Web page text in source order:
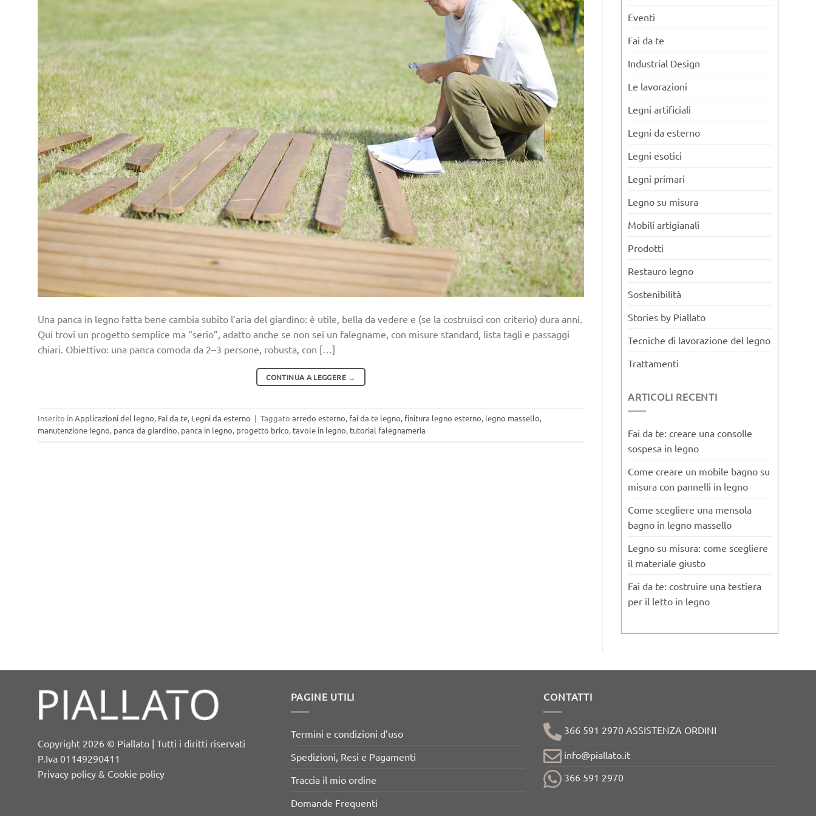
Una panca in legno fatta bene cambia subito l’aria del giardino: è utile, bella da vedere e (se la costruisci con criterio) dura anni.
Qui trovi un progetto semplice ma “serio”, adatto anche se non sei un falegname, con misure standard, lista tagli e passaggi
chiari. Obiettivo: una panca comoda da 2–3 persone, robusta, con […]
CONTINUA A LEGGERE →
Inserito inApplicazioni del legno, Fai da te, Legni da esterno | Taggato arredo esterno, fai da te legno, finitura legno esterno, legno massello,
manutenzione legno, panca da giardino, panca in legno, progetto brico, tavole in legno, tutorial falegnameria
Eventi
Fai da te
Industrial Design
Le lavorazioni
Legni artificiali
Legni da esterno
Legni esotici
Legni primari
Legno su misura
Mobili artigianali
Prodotti
Restauro legno
Sostenibilità
Stories by Piallato
Tecniche di lavorazione del legno
Trattamenti
ARTICOLI RECENTI
Fai da te: creare una consolle
sospesa in legno
Come creare un mobile bagno su
misura con pannelli in legno
Come scegliere una mensola
bagno in legno massello
Legno su misura: come scegliere
il materiale giusto
Fai da te: costruire una testiera
per il letto in legno
Copyright 2026 © Piallato | Tutti i diritti riservati
P.Iva 01149290411
Privacy policy & Cookie policy
PAGINE UTILI
Termini e condizioni d’uso
Spedizioni, Resi e Pagamenti
Traccia il mio ordine
Domande Frequenti
CONTATTI
366 591 2970 ASSISTENZA ORDINI
info@piallato.it
366 591 2970